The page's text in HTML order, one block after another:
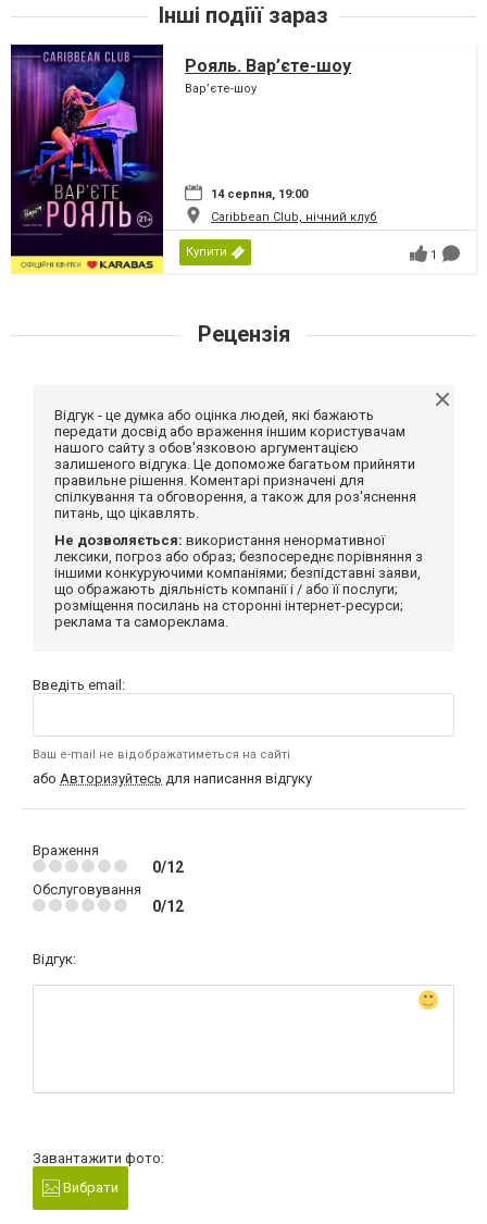
Інші подіїї зараз
Рояль. Вар’єте-шоу
Вар’єте-шоу
14 серпня, 19:00
Caribbean Club, нічний клуб
Купити 1
Рецензія
Відгук - це думка або оцінка людей, які бажають
передати досвід або враження іншим користувачам
нашого сайту з обов'язковою аргументацією
залишеного відгука. Це допоможе багатьом прийняти
правильне рішення. Коментарі призначені для
спілкування та обговорення, а також для роз'яснення
питань, що цікавлять.
Не дозволяється: використання ненормативної
лексики, погроз або образ; безпосереднє порівняння з
іншими конкуруючими компаніями; безпідставні заяви,
що ображають діяльність компанії і / або її послуги;
розміщення посилань на сторонні інтернет-ресурси;
реклама та самореклама.
Введіть email:
Ваш e-mail не відображатиметься на сайті
або Авторизуйтесь для написання відгуку
Враження
0/12
Обслуговування
0/12
Відгук:
Завантажити фото:
Вибрати